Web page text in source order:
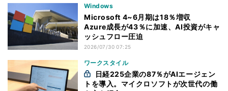
Windows
Microsoft 4~6月期は18％増収
Azure成長が43％に加速、AI投資がキャ
ッシュフロー圧迫
2026/07/30 07:25
ワークスタイル
トを導入。マイクロソフトが次世代の働